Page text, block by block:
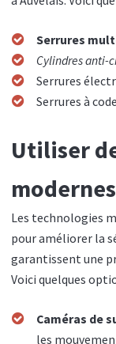
Serrures
Cylindres anti-
Serrures
Serrures à
Utiliser
Les technologies
pour améliorer la
garantissent une
Voici quelques
Caméras de
les